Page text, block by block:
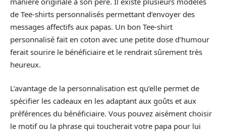
de Tee-shirts personnalisés permettant d’envoyer des
messages affectifs aux papas. Un bon Tee-shirt
personnalisé fait en coton avec une petite dose d’humour
ferait sourire le bénéficiaire et le rendrait sûrement très
heureux.
L’avantage de la personnalisation est qu’elle permet de
spécifier les cadeaux en les adaptant aux goûts et aux
préférences du bénéficiaire. Vous pouvez aisément choisir
le motif ou la phrase qui toucherait votre papa pour lui